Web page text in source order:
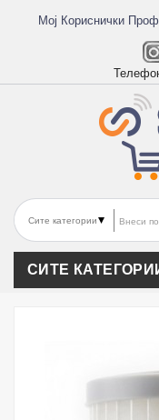
Мој Кориснички
СИТЕ